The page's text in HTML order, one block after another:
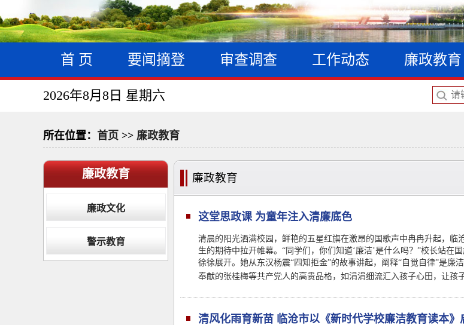
首 页 要闻摘登 审查调查 工作动态 廉政教育
2026年8月8日 星期六
所在位置： 首页 >> 廉政教育
廉政教育
廉政文化
警示教育
廉政教育
这堂思政课 为童年注入清廉底色
清晨的阳光洒满校园，鲜艳的五星红旗在激昂的国歌声中冉冉升起，
生的期待中拉开帷幕。“同学们，你们知道‘廉洁’是什么吗？”校长站
徐徐展开。她从东汉杨震“四知拒金”的故事讲起，阐释“自觉自律”是
奉献的张桂梅等共产党人的高贵品格，如涓涓细流汇入孩子心田，让孩
清风化雨育新苗 临沧市以《新时代学校廉洁教育读本》